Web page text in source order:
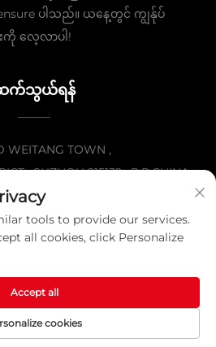
ပါသည်။ ယနေ့တွင် ကျွန်ုပ်
ကို လေ့လာပါ!
က်သွယ်ရန်
WEITANG TOWN ,
, SUZHOU 215132 , P.R.CHINA
152 5000 0863
[email protected]
ကွမ်းကို မက်တယ် ပရိုဒပ် ကုမ္ပဏီလီမစ်
ထားသည်။ လုံခြုံရေးမူဝါဒ
tools to provide our services.
all cookies, click Personalize
cookies
Accept all